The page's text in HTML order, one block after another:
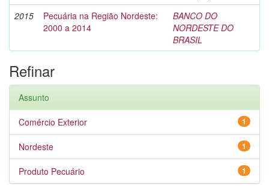
2015
Pecuária na Região Nordeste:
2000 a 2014
BANCO DO
NORDESTE DO
BRASIL
Refinar
Assunto
1
Comércio Exterior
1
Nordeste
1
Produto Pecuário